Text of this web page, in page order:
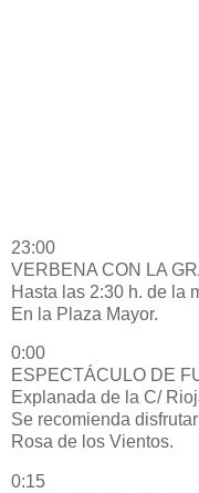
23:00
VERBENA CON LA
Hasta las 2:30 h. de la
En la Plaza Mayor.
0:00
ESPECTÁCULO DE
Explanada de la C/
Se recomienda
Rosa de los Vientos.
0:15